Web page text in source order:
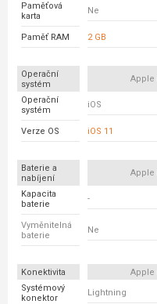
Paměťová
karta
Ne
Paměť RAM 2 GB
Operační
systém
Apple
Operační
systém
iOS
Verze OS iOS 11
Baterie a
nabíjení
Apple
Kapacita
baterie
-
Vyměnitelná
baterie
Ne
Konektivita Apple
Systémový
konektor
Lightning